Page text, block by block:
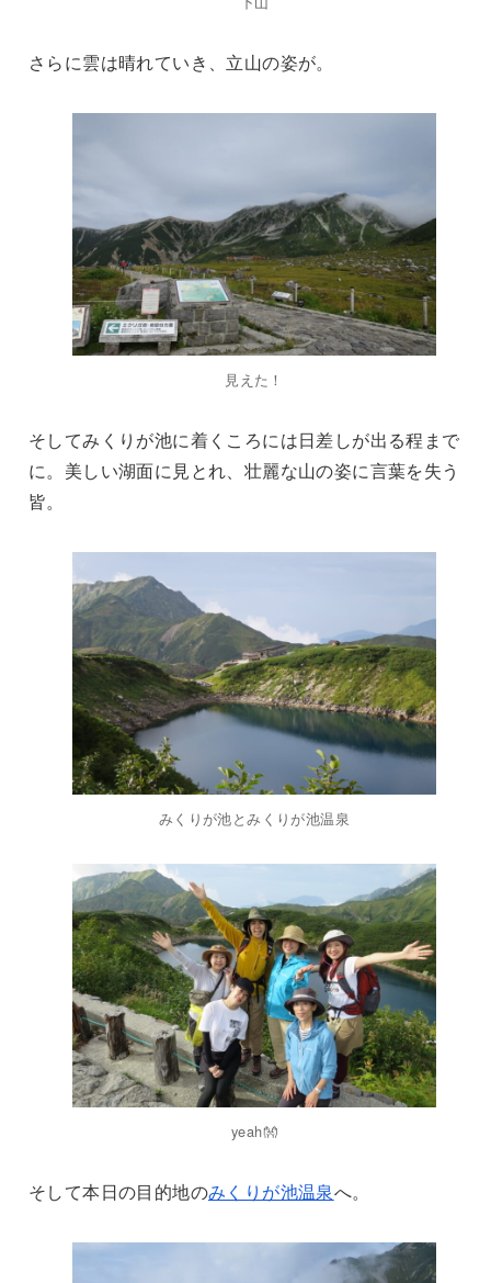
さらに雲は晴れていき、立山の姿が。
見えた！
そしてみくりが池に着くころには日差しが出る程まで
に。美しい湖面に見とれ、壮麗な山の姿に言葉を失う
皆。
みくりが池とみくりが池温泉
yeah👐
そして本日の目的地のみくりが池温泉へ。